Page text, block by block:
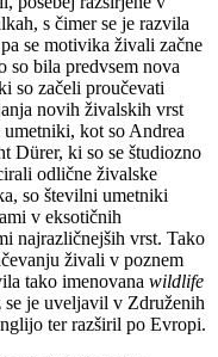
s čimer se je razvila
se motivika živali začne
so bila predvsem nova
so začeli proučevati
novih živalskih vrst
kot so Andrea
Dürer, ki so se študiozno
odlične živalske
so številni umetniki
v eksotičnih
najrazličnejših vrst. Tako
živali v poznem
tako imenovana wildlife
je uveljavil v Združenih
ter razširil po Evropi.